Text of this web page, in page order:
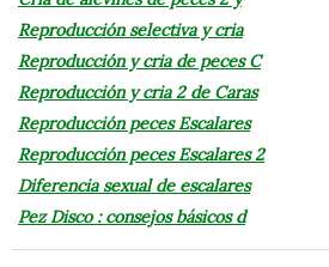
Reproducción selectiva y cria
Reproducción y cria de peces C
Reproducción y cria 2 de Caras
Reproducción peces Escalares
Reproducción peces Escalares 2
Diferencia sexual de escalares
Pez Disco : consejos básicos d